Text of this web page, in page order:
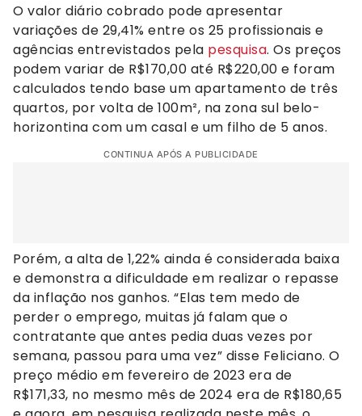
O valor diário cobrado pode apresentar
variações de 29,41% entre os 25 profissionais e
agências entrevistados pela pesquisa. Os preços
podem variar de R$170,00 até R$220,00 e foram
calculados tendo base um apartamento de três
quartos, por volta de 100m², na zona sul belo-
horizontina com um casal e um filho de 5 anos.
CONTINUA APÓS A PUBLICIDADE
Porém, a alta de 1,22% ainda é considerada baixa
e demonstra a dificuldade em realizar o repasse
da inflação nos ganhos. “Elas tem medo de
perder o emprego, muitas já falam que o
contratante que antes pedia duas vezes por
semana, passou para uma vez” disse Feliciano. O
preço médio em fevereiro de 2023 era de
R$171,33, no mesmo mês de 2024 era de R$180,65